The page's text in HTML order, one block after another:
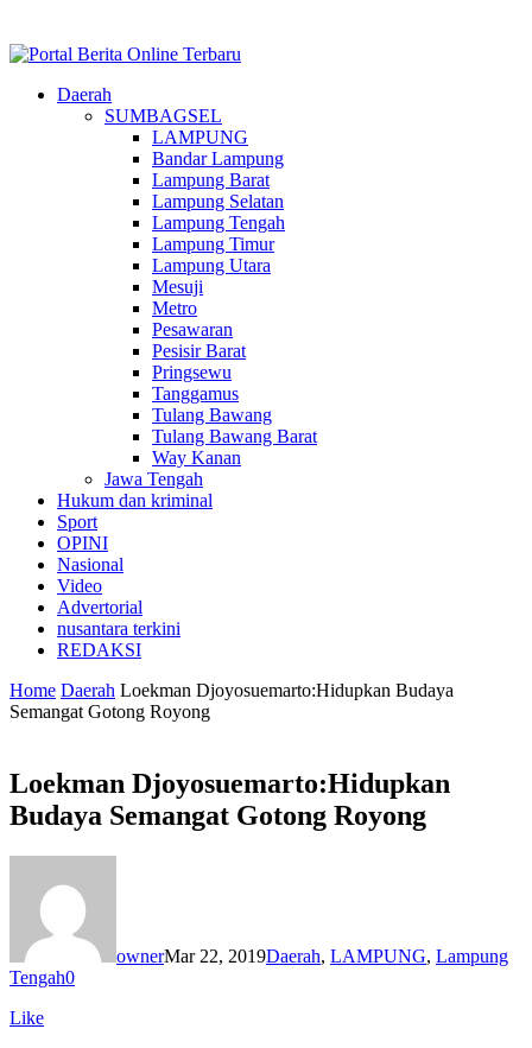
Daerah
SUMBAGSEL
LAMPUNG
Bandar Lampung
Lampung Barat
Lampung Selatan
Lampung Tengah
Lampung Timur
Lampung Utara
Mesuji
Metro
Pesawaran
Pesisir Barat
Pringsewu
Tanggamus
Tulang Bawang
Tulang Bawang Barat
Way Kanan
Jawa Tengah
Hukum dan kriminal
Sport
OPINI
Nasional
Video
Advertorial
nusantara terkini
REDAKSI
Home Daerah Loekman Djoyosuemarto:Hidupkan Budaya
Semangat Gotong Royong
Loekman Djoyosuemarto:Hidupkan
Budaya Semangat Gotong Royong
ownerMar 22, 2019Daerah, LAMPUNG, Lampung
Tengah0
Like